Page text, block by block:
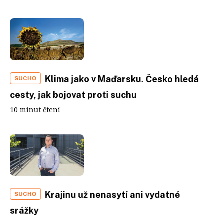
SUCHO
Klima jako v Maďarsku. Česko hledá
cesty, jak bojovat proti suchu
10 minut čtení
SUCHO
Krajinu už nenasytí ani vydatné
srážky